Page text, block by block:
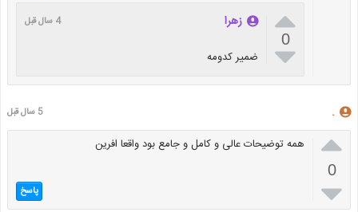

0

زهرا 4 سال قبل
ضمیر کدومه
. 5 سال قبل

0

همه توضیحات عالی و کامل و جامع بود واقعا افرین
پاسخ